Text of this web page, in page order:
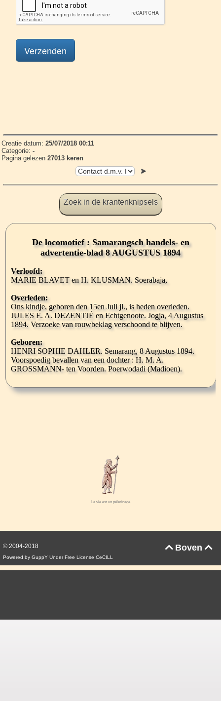
Creatie datum:25/07/2018 00:11
Categorie:-
Pagina gelezen27013 keren
Zoek in de krantenknipsels
La vie est un pélerinage
Boven 
© 2004-2018
Powered by GuppY Under Free License CeCILL